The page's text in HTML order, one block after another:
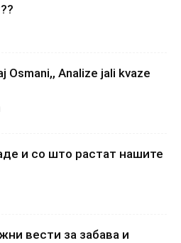
Osmani,, Analizе jali kvaze
и со што растат нашите
вести за забава и